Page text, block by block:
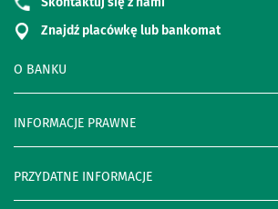
O BANKU
INFORMACJE PRAWNE
PRZYDATNE INFORMACJE
Znajdź placówkę lub bankomat